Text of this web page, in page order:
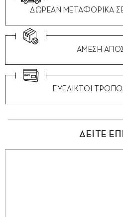
ΔΩΡΕΑΝ ΜΕΤΑΦΟΡΙΚΑ
ΑΜΕΣΗ
ΕΥΕΛΙΚΤΟΙ
ΔΕΙΤΕ